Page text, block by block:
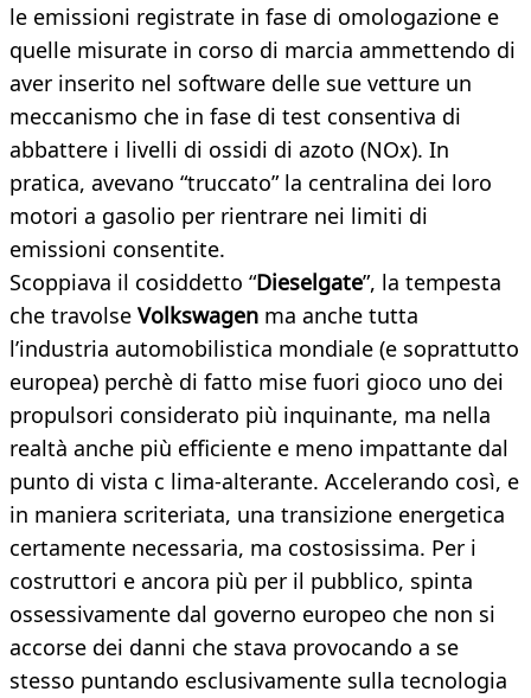
le emissioni registrate in fase di omologazione e
quelle misurate in corso di marcia ammettendo di
aver inserito nel software delle sue vetture un
meccanismo che in fase di test consentiva di
abbattere i livelli di ossidi di azoto (NOx). In
pratica, avevano “truccato” la centralina dei loro
motori a gasolio per rientrare nei limiti di
emissioni consentite.
Scoppiava il cosiddetto “Dieselgate”, la tempesta
che travolse Volkswagen ma anche tutta
l’industria automobilistica mondiale (e soprattutto
europea) perchè di fatto mise fuori gioco uno dei
propulsori considerato più inquinante, ma nella
realtà anche più efficiente e meno impattante dal
punto di vista c lima-alterante. Accelerando così, e
in maniera scriteriata, una transizione energetica
certamente necessaria, ma costosissima. Per i
costruttori e ancora più per il pubblico, spinta
ossessivamente dal governo europeo che non si
accorse dei danni che stava provocando a se
stesso puntando esclusivamente sulla tecnologia